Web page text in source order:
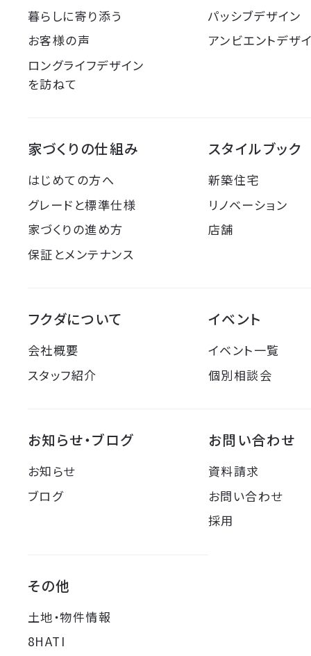
暮らしに寄り添う
お客様の声
ロングライフデザイン
を訪ねて
パッシブデザイン
アンビエントデザ
家づくりの仕組み
はじめての方へ
グレードと標準仕様
家づくりの進め方
保証とメンテナンス
スタイルブック
新築住宅
リノベーション
店舗
フクダについて
会社概要
スタッフ紹介
イベント
イベント一覧
個別相談会
お知らせ・ブログ
お知らせ
ブログ
お問い合わせ
資料請求
お問い合わせ
採用
その他
土地・物件情報
8HATI